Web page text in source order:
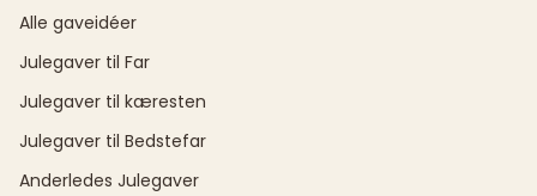
Alle gaveidéer
Julegaver til Far
Julegaver til kæresten
Julegaver til Bedstefar
Anderledes Julegaver